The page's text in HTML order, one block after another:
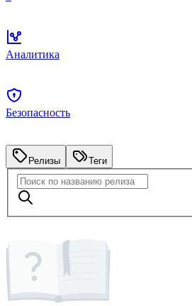
Аналитика
Безопасность
Релизы Теги